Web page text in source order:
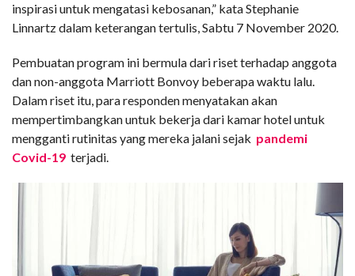
inspirasi untuk mengatasi kebosanan,” kata Stephanie
Linnartz dalam keterangan tertulis, Sabtu 7 November 2020.
Pembuatan program ini bermula dari riset terhadap anggota
dan non-anggota Marriott Bonvoy beberapa waktu lalu.
Dalam riset itu, para responden menyatakan akan
mempertimbangkan untuk bekerja dari kamar hotel untuk
mengganti rutinitas yang mereka jalani sejak pandemi
Covid-19 terjadi.